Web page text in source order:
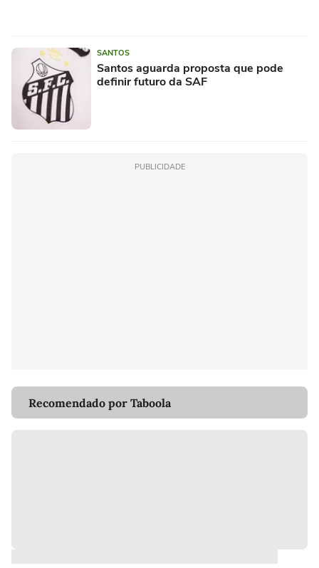
SANTOS
Santos aguarda proposta que pode
definir futuro da SAF
PUBLICIDADE
Recomendado por Taboola